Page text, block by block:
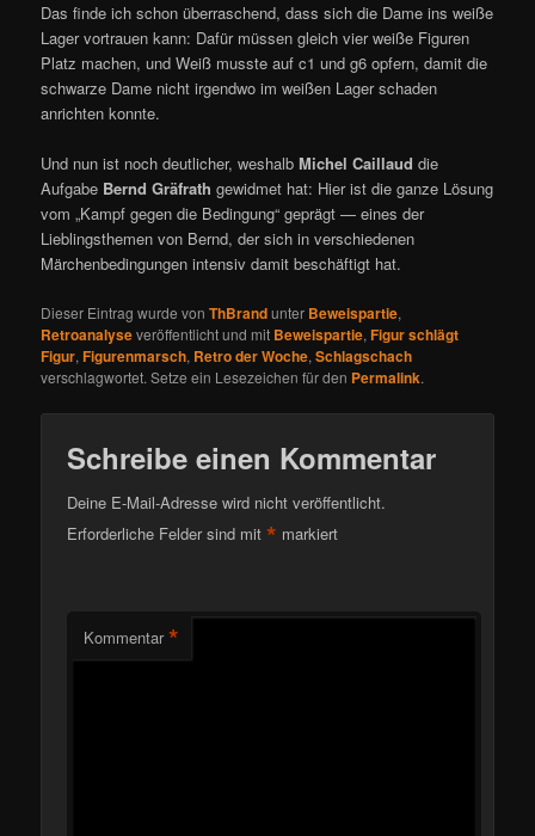
Das finde ich schon überraschend, dass sich die Dame ins weiße
Lager vortrauen kann: Dafür müssen gleich vier weiße Figuren
Platz machen, und Weiß musste auf c1 und g6 opfern, damit die
schwarze Dame nicht irgendwo im weißen Lager schaden
anrichten konnte.
Und nun ist noch deutlicher, weshalbMichel Caillaud die
Aufgabe Bernd Gräfrath gewidmet hat: Hier ist die ganze Lösung
vom „Kampf gegen die Bedingung“ geprägt — eines der
Lieblingsthemen von Bernd, der sich in verschiedenen
Märchenbedingungen intensiv damit beschäftigt hat.
Dieser Eintrag wurde vonThBrandunter Beweispartie,
Retroanalyseveröffentlicht und mit Beweispartie,Figur schlägt
Figur,Figurenmarsch, Retro der Woche,Schlagschach
verschlagwortet. Setze ein Lesezeichen für den Permalink.
Schreibe einen Kommentar
Deine E-Mail-Adresse wird nicht veröffentlicht.
Erforderliche Felder sind mit* markiert
Kommentar *